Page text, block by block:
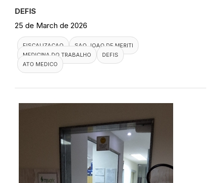
DEFIS
25 de March de 2026
FISCALIZACAO
SAO JOAO DE MERITI
MEDICINA DO TRABALHO
DEFIS
ATO MEDICO